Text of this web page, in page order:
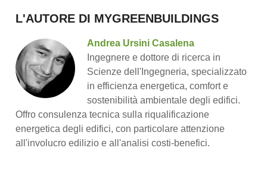
L'AUTORE DI MYGREENBUILDINGS
Andrea Ursini Casalena
Ingegnere e dottore di ricerca in
Scienze dell'Ingegneria, specializzato
in efficienza energetica, comfort e
sostenibilità ambientale degli edifici.
Offro consulenza tecnica sulla riqualificazione
energetica degli edifici, con particolare attenzione
all'involucro edilizio e all'analisi costi-benefici.